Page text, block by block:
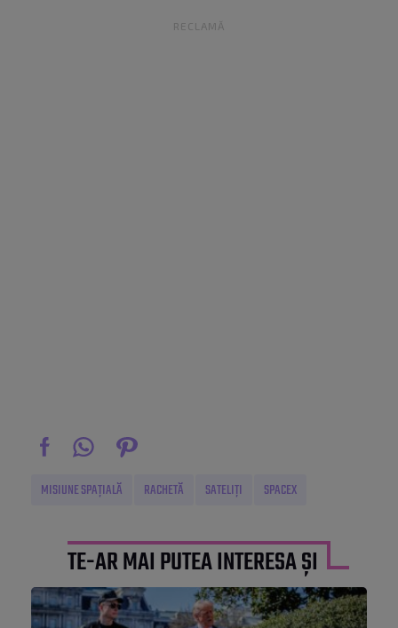
RECLAMĂ
MISIUNE SPAȚIALĂ RACHETĂ SATELIȚI SPACEX
TE-AR MAI PUTEA INTERESA ȘI